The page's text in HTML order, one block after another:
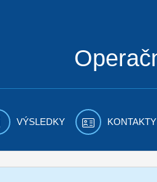
VÝSLEDKY KONTAKTY